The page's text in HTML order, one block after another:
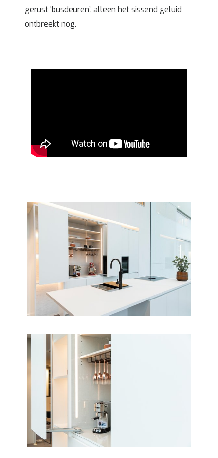
gerust ‘busdeuren’, alleen het sissend geluid
ontbreekt nog.